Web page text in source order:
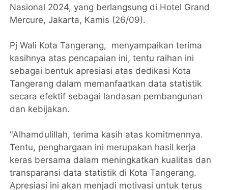
Nasional 2024, yang berlangsung di Hotel Grand
Mercure, Jakarta, Kamis (26/09).
Pj Wali Kota Tangerang, menyampaikan terima
kasihnya atas pencapaian ini, tentu raihan ini
sebagai bentuk apresiasi atas dedikasi Kota
Tangerang dalam memanfaatkan data statistik
secara efektif sebagai landasan pembangunan
dan kebijakan.
"Alhamdulillah, terima kasih atas komitmennya.
Tentu, penghargaan ini merupakan hasil kerja
keras bersama dalam meningkatkan kualitas dan
transparansi data statistik di Kota Tangerang.
Apresiasi ini akan menjadi motivasi untuk terus